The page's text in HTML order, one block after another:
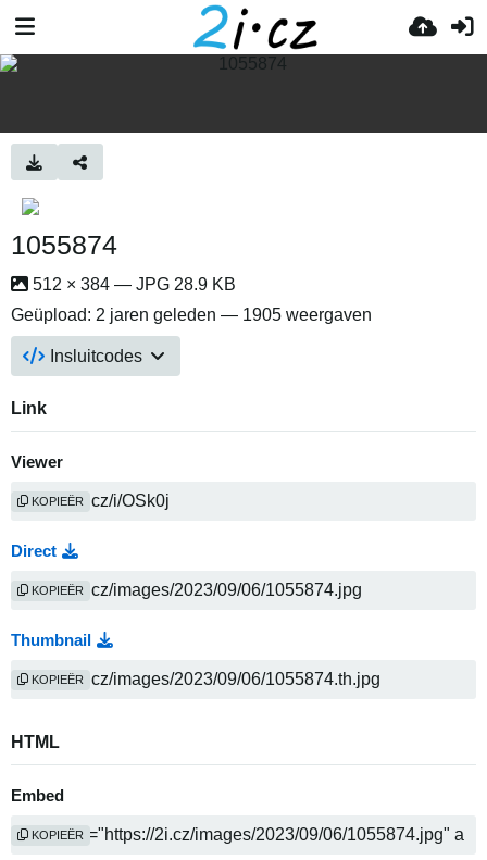
1055874
512 × 384 — JPG 28.9 KB
Geüpload: 2 jaren geleden — 1905 weergaven
Insluitcodes
Link
Viewer
KOPIEËR
Direct
KOPIEËR
Thumbnail
KOPIEËR
HTML
Embed
KOPIEËR